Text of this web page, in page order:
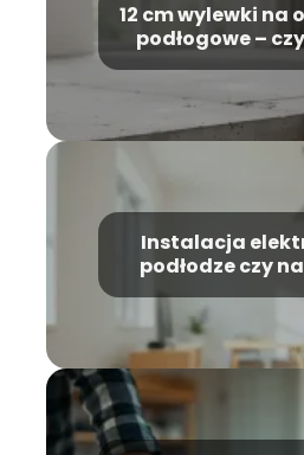
12 cm wylewki na
podłogowe –
Instalacja
podłodze czy